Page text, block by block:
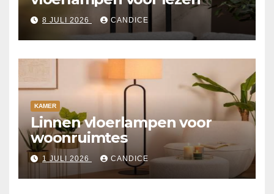
8 JULI 2026 CANDICE
KAMER
Linnen vloerlampen voor
woonruimtes
1 JULI 2026 CANDICE